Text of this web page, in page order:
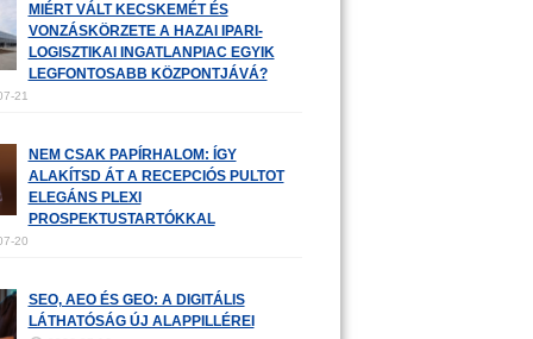
MIÉRT VÁLT KECSKEMÉT ÉS
VONZÁSKÖRZETE A HAZAI IPARI-
LOGISZTIKAI INGATLANPIAC EGYIK
LEGFONTOSABB KÖZPONTJÁVÁ?
21
NEM CSAK PAPÍRHALOM: ÍGY
ALAKÍTSD ÁT A RECEPCIÓS PULTOT
ELEGÁNS PLEXI
PROSPEKTUSTARTÓKKAL
20
SEO, AEO ÉS GEO: A DIGITÁLIS
LÁTHATÓSÁG ÚJ ALAPPILLÉREI